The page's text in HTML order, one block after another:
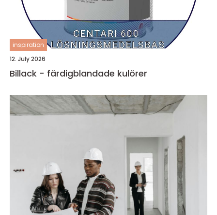
inspiration
12. July 2026
Billack - färdigblandade kulörer